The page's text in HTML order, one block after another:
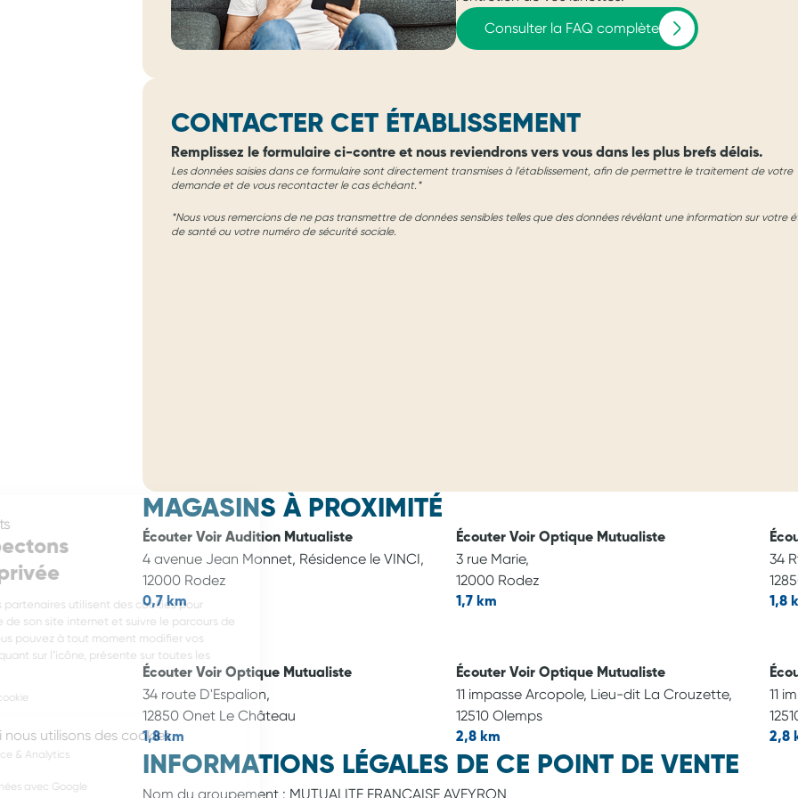
Nous respectons
votre vie privée
Écouter Voir et ses partenaires utilisent des cookies pour
mesurer l’audience de son site internet et suivre le parcours de
ses utilisateurs. Vous pouvez à tout moment modifier vos
préférences en cliquant sur l’icône, présente sur toutes les
Lire la politique de cookie
Voici pourquoi nous utilisons des cookies.
Mesure d'audience & Analytics
Partage de données avec Google
Consulter la FAQ complète
CONTACTER CET ÉTABLISSEMENT
Remplissez le formulaire ci-contre et nous reviendrons vers vous dans les plus brefs délais.
Les données saisies dans ce formulaire sont directement transmises à l'établissement, afin de permettre le traitement de votre
demande et de vous recontacter le cas échéant.*
*Nous vous remercions de ne pas transmettre de données sensibles telles que des données révélant une information sur votre
de santé ou votre numéro de sécurité sociale.
MAGASINS À PROXIMITÉ
Écouter Voir Audition Mutualiste
4 avenue Jean Monnet, Résidence le VINCI,
12000 Rodez
0,7 km
Écouter Voir Optique Mutualiste
3 rue Marie,
12000 Rodez
1,7 km
34
1,8
Écouter Voir Optique Mutualiste
34 route D'Espalion,
12850 Onet Le Château
1,8 km
Écouter Voir Optique Mutualiste
11 impasse Arcopole, Lieu-dit La Crouzette,
12510 Olemps
2,8 km
11
2,8
INFORMATIONS LÉGALES DE CE POINT DE VENTE
Nom du groupement : MUTUALITE FRANCAISE AVEYRON